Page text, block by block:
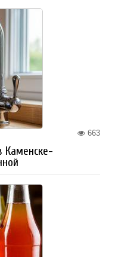
663
Каменске-